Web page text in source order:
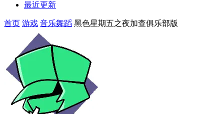
最近更新
首页 游戏 音乐舞蹈 黑色星期五之夜加查俱乐部版